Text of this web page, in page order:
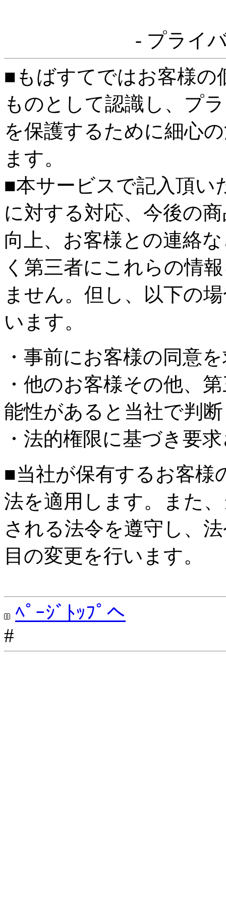
- プライ
■もばすてではお客様の
ものとして認識し、プ
を保護するために細心
ます。
■本サービスで記入頂い
に対する対応、今後の
向上、お客様との連絡
く第三者にこれらの情
ません。但し、以下の
います。
・事前にお客様の同意
・他のお客様その他、
能性があると当社で判
・法的権限に基づき要
■当社が保有するお客様
法を適用します。また
される法令を遵守し、
目の変更を行います。
ﾍﾟｰｼﾞﾄｯﾌﾟへ
#